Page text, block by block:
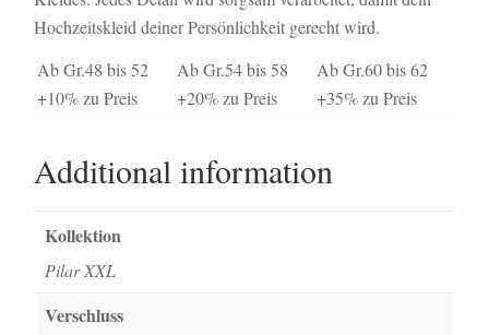
Hochzeitskleid deiner Persönlichkeit gerecht wird.
Ab Gr.48 bis 52
+10% zu Preis
Ab Gr.54 bis 58
+20% zu Preis
Ab Gr.60 bis 62
+35% zu Preis
Additional information
Kollektion
Pilar XXL
Verschluss